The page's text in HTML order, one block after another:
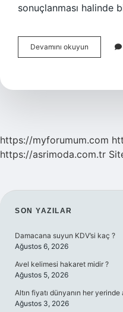
sonuçlanması
Devamını okuyun
Hakem
Alıyor
https://myforumum.com
https://asrimoda.com.tr
SIDEBAR
SON YAZILAR
Damacana suyun KDV’si kaç ?
Ağustos 6, 2026
Avel kelimesi hakaret midir ?
Ağustos 5, 2026
Altın fiyatı dünyanın her yerinde
Ağustos 3, 2026